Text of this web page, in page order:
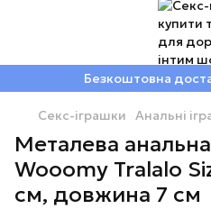
Безкоштовна
Секс-іграшки Анальні
Металева
Wooomy Tralalo
см, довжина 7 см